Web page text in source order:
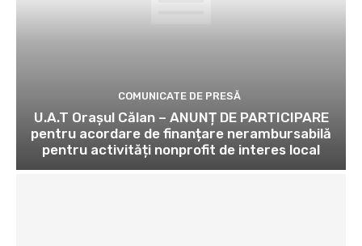
COMUNICATE DE PRESĂ
U.A.T Orașul Călan – ANUNȚ DE PARTICIPARE
pentru acordare de finanțare nerambursabilă
pentru activități nonprofit de interes local